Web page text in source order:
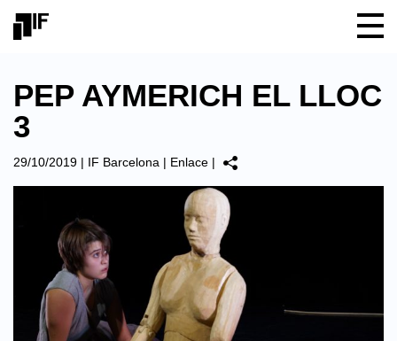
PEP AYMERICH EL LLOC
3
29/10/2019 | IF Barcelona | Enlace |